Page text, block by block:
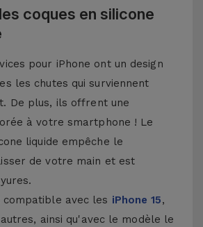
coques en silicone
pour iPhone ont un design
les chutes qui surviennent
De plus, ils offrent une
à votre smartphone ! Le
liquide empêche le
de votre main et est
compatible avec les iPhone 15,
autres, ainsi qu'avec le modèle le